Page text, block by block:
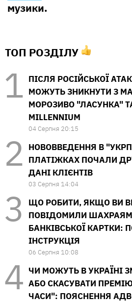
музики.
ТОП РОЗДІЛУ
ПІСЛЯ РОСІЙСЬКОЇ
МОЖУТЬ ЗНИКНУТИ З
МОРОЗИВО "ЛАСУНКА"
MILLENNIUM
04 Серпня 20:15
НОВОВВЕДЕННЯ В
ПЛАТІЖКАХ ПОЧАЛИ
ДАНІ КЛІЄНТІВ
03 Серпня 14:04
ЩО РОБИТИ, ЯКЩО ВИ
ПОВІДОМИЛИ
БАНКІВСЬКОЇ КАРТКИ:
ІНСТРУКЦІЯ
06 Серпня 10:08
ЧИ МОЖУТЬ В УКРАЇНІ
АБО СКАСУВАТИ
ЧАСИ": ПОЯСНЕННЯ